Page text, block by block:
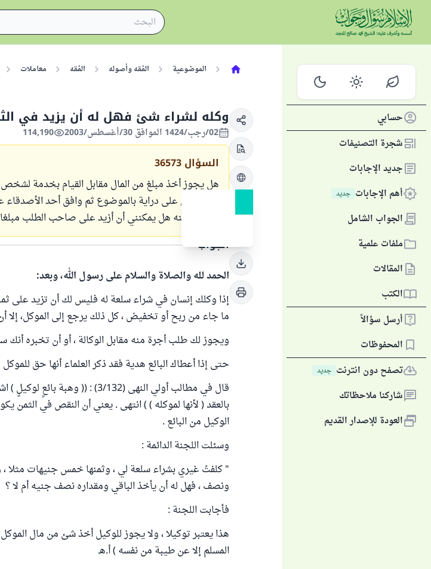
حسابي
شجرة التصنيفات
جديد الإجابات
أهم الإجابات جديد
الجواب الشامل
ملفات علمية
المقالات
الكتب
أرسل سؤالاً
المحفوظات
تصفح دون انترنت جديد
شاركنا ملاحظاتك
العودة للإصدار القديم
الموضوعية الفقه وأصوله الفقه معاملات
وكله لشراء شئ فهل له أن يزيد في
02/رجب/1424 الموافق 30/أغسطس/2003 114,190
السؤال 36573
هل يجوز أخذ مبلغ من المال مقابل القيام بخدمة
ما بصفتي على دراية بالموضوع ثم وافق أحد
لمنزلتي منه هل يمكنني أن أزيد على صاحب الطلب
الجواب
الحمد لله والصلاة والسلام على رسول الله، وبعد:
إذا وكلك إنسان في شراء سلعة له فليس لك أن تزيد على
ما جاء من ربح أو تخفيض ، كل ذلك يرجع إلى الموكل،
ويجوز لك طلب أجرة منه مقابل الوكالة ، أو أن تخبره أنك
حتى إذا أعطاك البائع هدية فقد ذكر العلماء أنها حق
قال في مطالب أولي النهى (3/132) :
بالعقد ( لأنها لموكله ) ) انتهى . يعني أن النقص في الثمن
الوكيل من البائع .
وسئلت اللجنة الدائمة :
" كلفتُ غيري بشراء سلعة لي ، وثمنها خمس جنيهات مثلا ،
ونصف ، فهل له أن يأخذ الباقي ومقداره نصف جنيه أم لا ؟
فأجابت اللجنة :
هذا يعتبر توكيلا ، ولا يجوز للوكيل أخذ شئ من مال الموكل
المسلم إلا عن طيبة من نفسه ) أ.هـ